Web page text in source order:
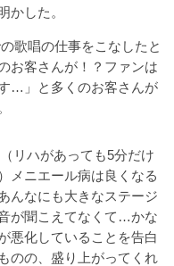
かした。
歌唱の仕事をこなしたと
お客さんが！？ファンは
…」と多くのお客さんが
リハがあっても5分だけ
メニエール病は良くなる
んなにも大きなステージ
が聞こえてなくて…かな
悪化していることを告白
のの、盛り上がってくれ